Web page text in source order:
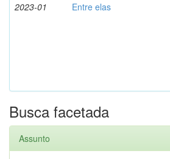
2023-01 Entre elas
Busca facetada
Assunto